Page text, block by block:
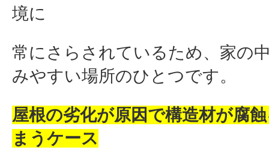
境に
常にさらされているため、家の
みやすい場所のひとつです。
屋根の劣化が原因で構造材が腐
まうケース